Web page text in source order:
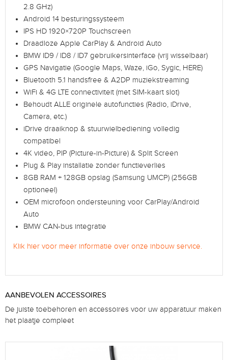
2.8 GHz)
Android 14 besturingssysteem
IPS HD 1920×720P Touchscreen
Draadloze Apple CarPlay & Android Auto
BMW ID9 / ID8 / ID7 gebruikersinterface (vrij wisselbaar)
GPS Navigatie (Google Maps, Waze, iGo, Sygic, HERE)
Bluetooth 5.1 handsfree & A2DP muziekstreaming
WiFi & 4G LTE connectiviteit (met SIM-kaart slot)
Behoudt ALLE originele autofuncties (Radio, iDrive,
Camera, etc.)
iDrive draaiknop & stuurwielbediening volledig
compatibel
4K video, PIP (Picture-in-Picture) & Split Screen
Plug & Play installatie zonder functieverlies
8GB RAM + 128GB opslag (Samsung UMCP) (256GB
optioneel)
OEM microfoon ondersteuning voor CarPlay/Android
Auto
BMW CAN-bus integratie
Klik hier voor meer informatie over onze inbouw service.
AANBEVOLEN ACCESSOIRES
De juiste toebehoren en accessoires voor uw apparatuur maken
het plaatje compleet